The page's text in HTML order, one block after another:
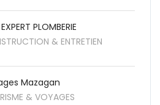
PLOMBERIE
& ENTRETIEN
Mazagan
& VOYAGES